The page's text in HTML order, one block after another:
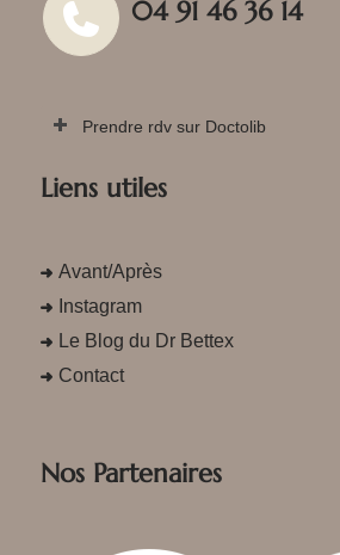
04 91 46 36 14
Prendre rdv sur Doctolib
Liens utiles
Avant/Après
Instagram
Le Blog du Dr Bettex
Contact
Nos Partenaires